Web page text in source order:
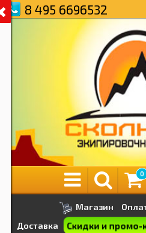
8 495 6696532
0
Магазин
Доставка
Скидки и промо-